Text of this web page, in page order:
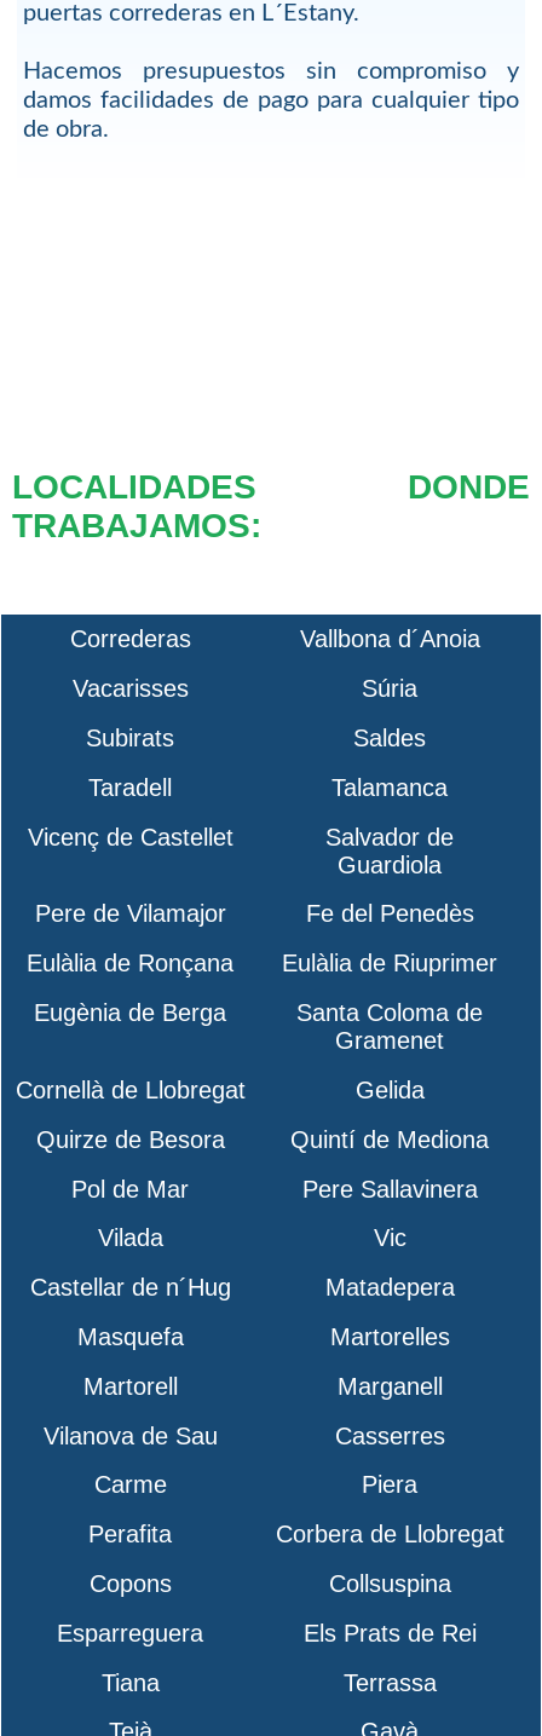
puertas correderas en L´Estany.
Hacemos presupuestos sin compromiso y
damos facilidades de pago para cualquier tipo
de obra.
LOCALIDADES DONDE
TRABAJAMOS:
Correderas
Vallbona d´Anoia
Vacarisses
Súria
Subirats
Saldes
Taradell
Talamanca
Vicenç de Castellet
Salvador de
Guardiola
Pere de Vilamajor
Fe del Penedès
Eulàlia de Ronçana
Eulàlia de Riuprimer
Eugènia de Berga
Santa Coloma de
Gramenet
Cornellà de Llobregat
Gelida
Quirze de Besora
Quintí de Mediona
Pol de Mar
Pere Sallavinera
Vilada
Vic
Castellar de n´Hug
Matadepera
Masquefa
Martorelles
Martorell
Marganell
Vilanova de Sau
Casserres
Carme
Piera
Perafita
Corbera de Llobregat
Copons
Collsuspina
Esparreguera
Els Prats de Rei
Tiana
Terrassa